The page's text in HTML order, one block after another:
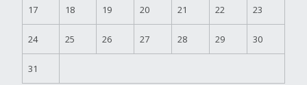
17 18 19 20 21 22 23
24 25 26 27 28 29 30
31